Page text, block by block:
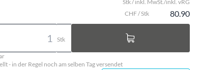
Stk / inkl. MwSt./inkl. vRG
CHF / Stk 80.90
Stk
- in der Regel noch am selben Tag versendet